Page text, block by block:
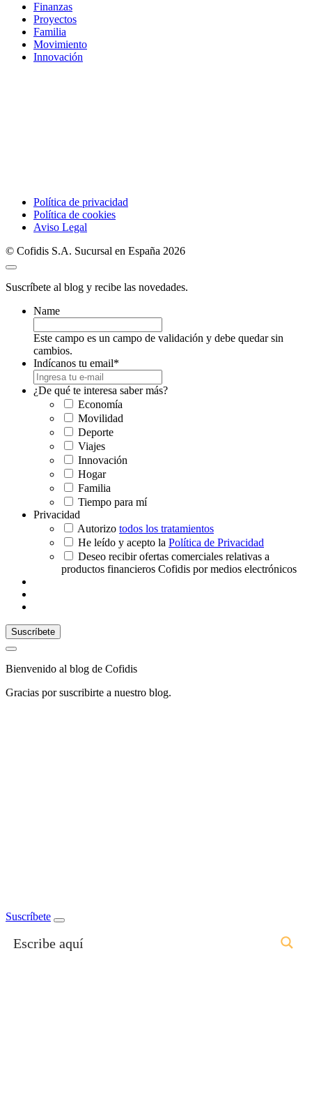
Finanzas
Proyectos
Familia
Movimiento
Innovación
Política de privacidad
Política de cookies
Aviso Legal
© Cofidis S.A. Sucursal en España 2026
Suscríbete al blog y recibe las novedades.
Name
Este campo es un campo de validación y debe quedar sin
cambios.
Indícanos tu email*
¿De qué te interesa saber más?
Economía
Movilidad
Deporte
Viajes
Innovación
Hogar
Familia
Tiempo para mí
Privacidad
Autorizo todos los tratamientos
He leído y acepto la Política de Privacidad
Deseo recibir ofertas comerciales relativas a
productos financieros Cofidis por medios electrónicos
Bienvenido al blog de Cofidis
Gracias por suscribirte a nuestro blog.
Suscríbete